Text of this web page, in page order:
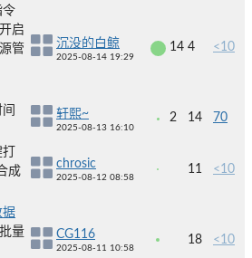
令
启
管
沉没的白鲸
2025-08-14 19:29
14 4 <10
轩熙~
2025-08-13 16:10
2 14 70
成
chrosic
2025-08-12 08:58
11 <10
据
量
CG116
2025-08-11 10:58
18 <10